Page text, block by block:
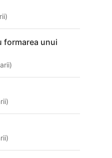
)
formarea unui
)
)
)